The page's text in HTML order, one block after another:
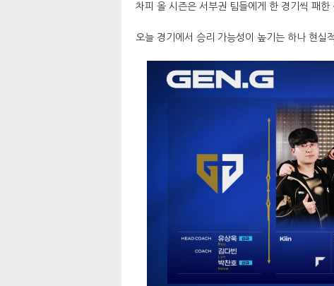
차피 올 시즌은 서부권 팀들에게 한 경기씩 패한
오늘 경기에서 승리 가능성이 높기는 하나 현실